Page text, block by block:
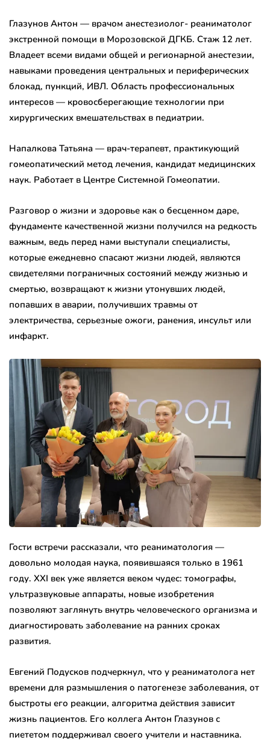
Глазунов Антон — врачом анестезиолог- реаниматолог
экстренной помощи в Морозовской ДГКБ. Стаж 12 лет.
Владеет всеми видами общей и регионарной анестезии,
навыками проведения центральных и периферических
блокад, пункций, ИВЛ. Область профессиональных
интересов — кровосберегающие технологии при
хирургических вмешательствах в педиатрии.
Напалкова Татьяна — врач-терапевт, практикующий
гомеопатический метод лечения, кандидат медицинских
наук. Работает в Центре Системной Гомеопатии.
Разговор о жизни и здоровье как о бесценном даре,
фундаменте качественной жизни получился на редкость
важным, ведь перед нами выступали специалисты,
которые ежедневно спасают жизни людей, являются
свидетелями пограничных состояний между жизнью и
смертью, возвращают к жизни утонувших людей,
попавших в аварии, получивших травмы от
электричества, серьезные ожоги, ранения, инсульт или
инфаркт.
Гости встречи рассказали, что реаниматология —
довольно молодая наука, появившаяся только в 1961
году. XXI век уже является веком чудес: томографы,
ультразвуковые аппараты, новые изобретения
позволяют заглянуть внутрь человеческого организма и
диагностировать заболевание на ранних сроках
развития.
Евгений Подусков подчеркнул, что у реаниматолога нет
времени для размышления о патогенезе заболевания, от
быстроты его реакции, алгоритма действия зависит
жизнь пациентов. Его коллега Антон Глазунов с
пиететом поддерживал своего учители и наставника.